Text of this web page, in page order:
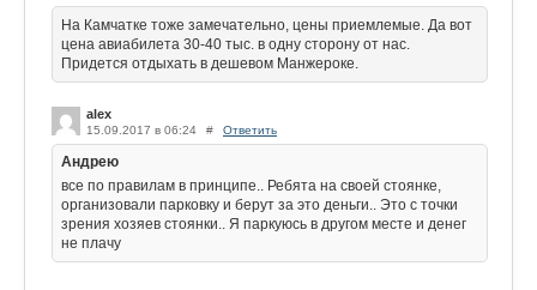
На Камчатке тоже замечательно, цены приемлемые. Да вот
цена авиабилета 30-40 тыс. в одну сторону от нас.
Придется отдыхать в дешевом Манжероке.
alex
15.09.2017 в 06:24 # Ответить
Андрею
все по правилам в принципе.. Ребята на своей стоянке,
организовали парковку и берут за это деньги.. Это с точки
зрения хозяев стоянки.. Я паркуюсь в другом месте и денег
не плачу